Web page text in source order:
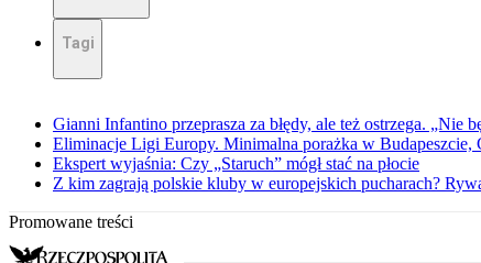
Tagi
Gianni Infantino przeprasza za błędy, ale też ostrzega. „Nie
Eliminacje Ligi Europy. Minimalna porażka w Budapeszcie,
Ekspert wyjaśnia: Czy „Staruch” mógł stać na płocie
Z kim zagrają polskie kluby w europejskich pucharach?
Promowane treści